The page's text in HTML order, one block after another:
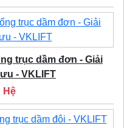
trục dầm đơn - Giải
- VKLIFT
Hệ